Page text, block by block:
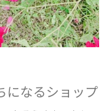
になるショップ